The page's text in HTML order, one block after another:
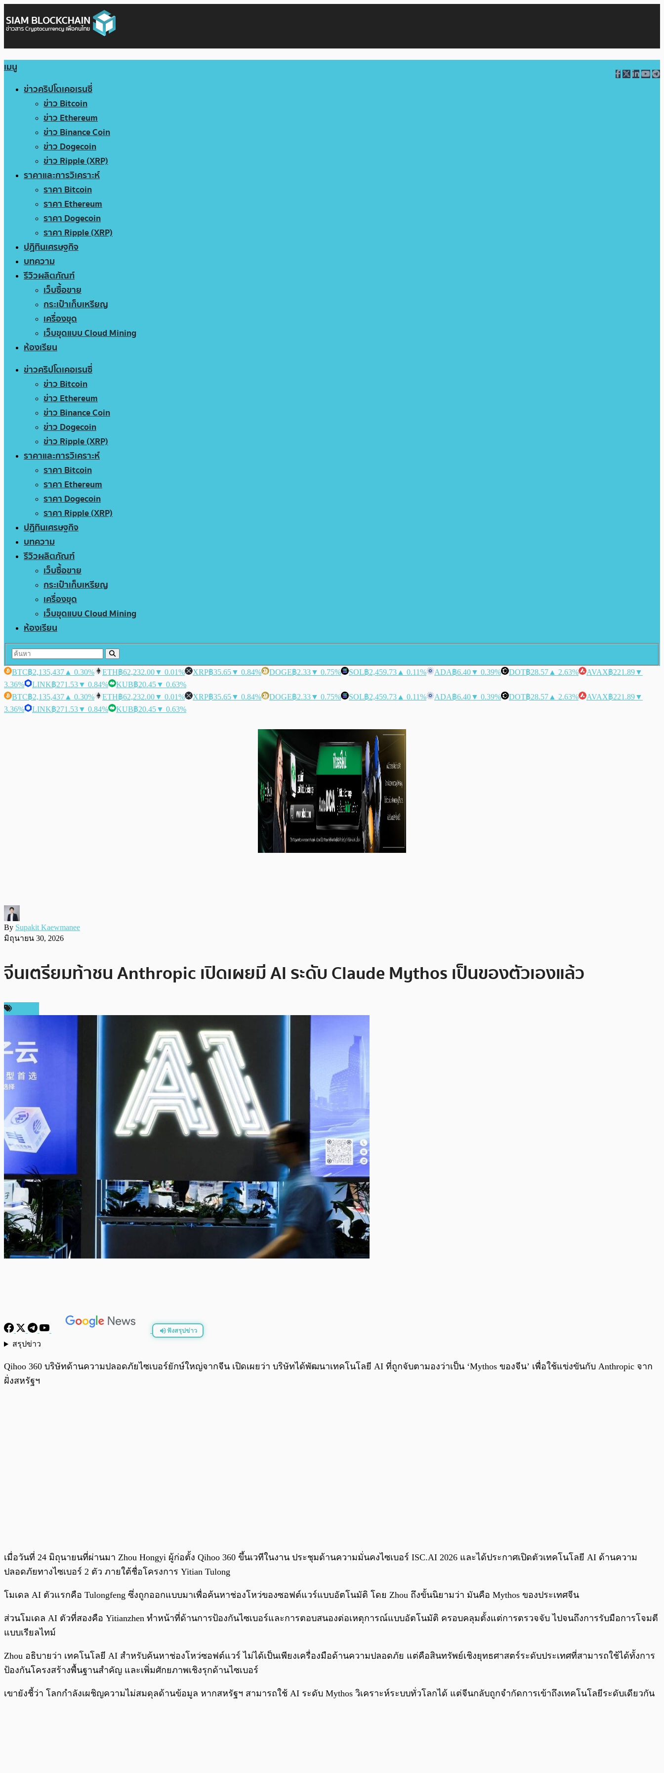
เมนู
ข่าวคริปโตเคอเรนซี่
ข่าว Bitcoin
ข่าว Ethereum
ข่าว Binance Coin
ข่าว Dogecoin
ข่าว Ripple (XRP)
ราคาและการวิเคราะห์
ราคา Bitcoin
ราคา Ethereum
ราคา Dogecoin
ราคา Ripple (XRP)
ปฏิทินเศรษฐกิจ
บทความ
รีวิวผลิตภัณฑ์
เว็บซื้อขาย
กระเป๋าเก็บเหรียญ
เครื่องขุด
เว็บขุดแบบ Cloud Mining
ห้องเรียน
ข่าวคริปโตเคอเรนซี่
ข่าว Bitcoin
ข่าว Ethereum
ข่าว Binance Coin
ข่าว Dogecoin
ข่าว Ripple (XRP)
ราคาและการวิเคราะห์
ราคา Bitcoin
ราคา Ethereum
ราคา Dogecoin
ราคา Ripple (XRP)
ปฏิทินเศรษฐกิจ
บทความ
รีวิวผลิตภัณฑ์
เว็บซื้อขาย
กระเป๋าเก็บเหรียญ
เครื่องขุด
เว็บขุดแบบ Cloud Mining
ห้องเรียน
BTC฿2,135,437 ▲ 0.30% ETH฿62,232.00▼ 0.01% XRP฿35.65▼ 0.84% DOGE฿2.33▼ 0.75% SOL฿2,459.73 ▲ 0.11% ADA฿6.40▼ 0.39% DOT฿28.57 ▲ 2.63% AVAX฿221.89▼
3.36%
LINK฿271.53▼ 0.84% KUB฿20.45▼ 0.63%
BTC฿2,135,437 ▲ 0.30% ETH฿62,232.00▼ 0.01% XRP฿35.65▼ 0.84% DOGE฿2.33▼ 0.75% SOL฿2,459.73 ▲ 0.11% ADA฿6.40▼ 0.39% DOT฿28.57 ▲ 2.63% AVAX฿221.89▼
3.36%
LINK฿271.53▼ 0.84% KUB฿20.45▼ 0.63%
By Supakit Kaewmanee
มิถุนายน 30, 2026
จีนเตรียมท้าชน Anthropic เปิดเผยมี AI ระดับ Claude Mythos เป็นของตัวเองแล้ว
ฟังสรุปข่าว
สรุปข่าว
Qihoo 360 บริษัทด้านความปลอดภัยไซเบอร์ยักษ์ใหญ่จากจีน เปิดเผยว่า บริษัทได้พัฒนาเทคโนโลยี AI ที่ถูกจับตามองว่าเป็น ‘Mythos ของจีน’ เพื่อใช้แข่งขันกับ Anthropic จาก
ฝั่งสหรัฐฯ
เมื่อวันที่ 24 มิถุนายนที่ผ่านมา Zhou Hongyi ผู้ก่อตั้ง Qihoo 360 ขึ้นเวทีในงาน ประชุมด้านความมั่นคงไซเบอร์ ISC.AI 2026 และได้ประกาศเปิดตัวเทคโนโลยี AI ด้านความ
ปลอดภัยทางไซเบอร์ 2 ตัว ภายใต้ชื่อโครงการ Yitian Tulong
โมเดล AI ตัวแรกคือ Tulongfeng ซึ่งถูกออกแบบมาเพื่อค้นหาช่องโหว่ของซอฟต์แวร์แบบอัตโนมัติ โดย Zhou ถึงขั้นนิยามว่า มันคือ Mythos ของประเทศจีน
ส่วนโมเดล AI ตัวที่สองคือ Yitianzhen ทำหน้าที่ด้านการป้องกันไซเบอร์และการตอบสนองต่อเหตุการณ์แบบอัตโนมัติ ครอบคลุมตั้งแต่การตรวจจับ ไปจนถึงการรับมือการโจมตี
แบบเรียลไทม์
Zhou อธิบายว่า เทคโนโลยี AI สำหรับค้นหาช่องโหว่ซอฟต์แวร์ ไม่ได้เป็นเพียงเครื่องมือด้านความปลอดภัย แต่คือสินทรัพย์เชิงยุทธศาสตร์ระดับประเทศที่สามารถใช้ได้ทั้งการ
ป้องกันโครงสร้างพื้นฐานสำคัญ และเพิ่มศักยภาพเชิงรุกด้านไซเบอร์
เขายังชี้ว่า โลกกำลังเผชิญความไม่สมดุลด้านข้อมูล หากสหรัฐฯ สามารถใช้ AI ระดับ Mythos วิเคราะห์ระบบทั่วโลกได้ แต่จีนกลับถูกจำกัดการเข้าถึงเทคโนโลยีระดับเดียวกัน